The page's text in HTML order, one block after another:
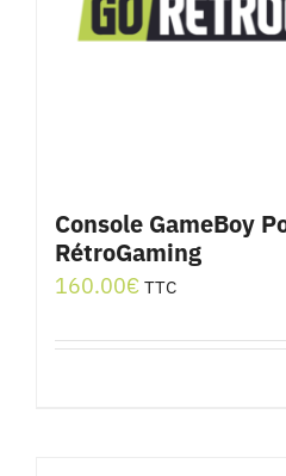
Console GameBoy
RétroGaming
160.00€ TTC